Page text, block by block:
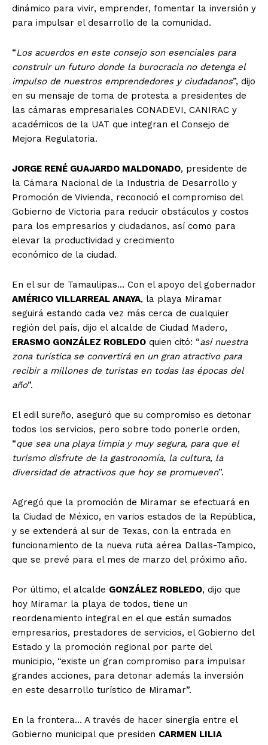
dinámico para vivir, emprender, fomentar la inversión y
para impulsar el desarrollo de la comunidad.
“Los acuerdos en este consejo son esenciales para
construir un futuro donde la burocracia no detenga el
impulso de nuestros emprendedores y ciudadanos”, dijo
en su mensaje de toma de protesta a presidentes de
las cámaras empresariales CONADEVI, CANIRAC y
académicos de la UAT que integran el Consejo de
Mejora Regulatoria.
JORGE RENÉ GUAJARDO MALDONADO, presidente de
la Cámara Nacional de la Industria de Desarrollo y
Promoción de Vivienda, reconoció el compromiso del
Gobierno de Victoria para reducir obstáculos y costos
para los empresarios y ciudadanos, así como para
elevar la productividad y crecimiento
económico de la ciudad.
En el sur de Tamaulipas… Con el apoyo del gobernador
AMÉRICO VILLARREAL ANAYA, la playa Miramar
seguirá estando cada vez más cerca de cualquier
región del país, dijo el alcalde de Ciudad Madero,
ERASMO GONZÁLEZ ROBLEDO quien citó: “así nuestra
zona turística se convertirá en un gran atractivo para
recibir a millones de turistas en todas las épocas del
año”.
El edil sureño, aseguró que su compromiso es detonar
todos los servicios, pero sobre todo ponerle orden,
“que sea una playa limpia y muy segura, para que el
turismo disfrute de la gastronomía, la cultura, la
diversidad de atractivos que hoy se promueven”.
Agregó que la promoción de Miramar se efectuará en
la Ciudad de México, en varios estados de la República,
y se extenderá al sur de Texas, con la entrada en
funcionamiento de la nueva ruta aérea Dallas-Tampico,
que se prevé para el mes de marzo del próximo año.
Por último, el alcalde GONZÁLEZ ROBLEDO, dijo que
hoy Miramar la playa de todos, tiene un
reordenamiento integral en el que están sumados
empresarios, prestadores de servicios, el Gobierno del
Estado y la promoción regional por parte del
municipio, “existe un gran compromiso para impulsar
grandes acciones, para detonar además la inversión
en este desarrollo turístico de Miramar”.
En la frontera… A través de hacer sinergia entre el
Gobierno municipal que presiden CARMEN LILIA